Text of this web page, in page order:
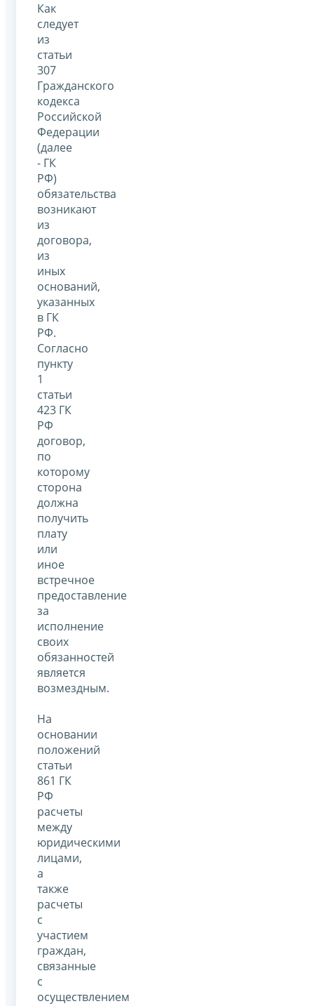
Как
следует
из
статьи
307
Гражданского
кодекса
Российской
Федерации
(далее
- ГК
РФ)
обязательства
возникают
из
договора,
из
иных
оснований,
указанных
в ГК
РФ.
Согласно
пункту
1
статьи
423 ГК
РФ
договор,
по
которому
сторона
должна
получить
плату
или
иное
встречное
предоставление
за
исполнение
своих
обязанностей
является
возмездным.
На
основании
положений
статьи
861 ГК
РФ
расчеты
между
юридическими
лицами,
а
также
расчеты
с
участием
граждан,
связанные
с
осуществлением